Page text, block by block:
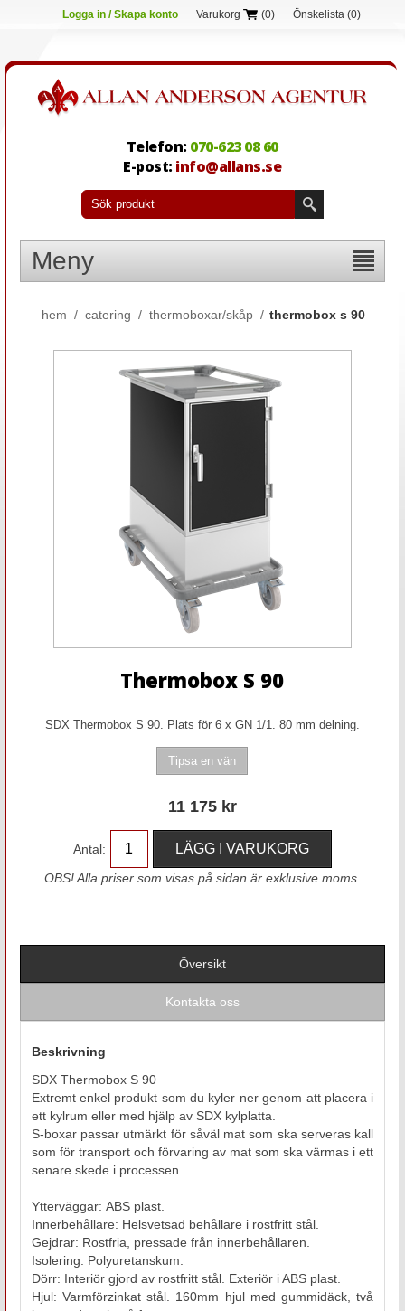
Logga in / Skapa konto Varukorg (0) Önskelista (0)
Telefon: 070-623 08 60
E-post: info@allans.se
Meny
hem / catering / thermoboxar/skåp / thermobox s 90
Thermobox S 90
SDX Thermobox S 90. Plats för 6 x GN 1/1. 80 mm delning.
11 175 kr
Antal:
OBS! Alla priser som visas på sidan är exklusive moms.
Översikt
Kontakta oss
Beskrivning
SDX Thermobox S 90
Extremt enkel produkt som du kyler ner genom att placera i
ett kylrum eller med hjälp av SDX kylplatta.
S-boxar passar utmärkt för såväl mat som ska serveras kall
som för transport och förvaring av mat som ska värmas i ett
senare skede i processen.
Ytterväggar: ABS plast.
Innerbehållare: Helsvetsad behållare i rostfritt stål.
Gejdrar: Rostfria, pressade från innerbehållaren.
Isolering: Polyuretanskum.
Dörr: Interiör gjord av rostfritt stål. Exteriör i ABS plast.
Hjul: Varmförzinkat stål. 160mm hjul med gummidäck, två